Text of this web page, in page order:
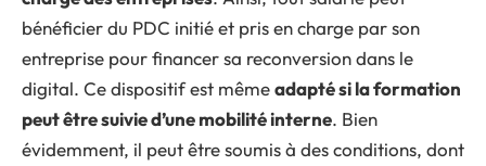
bénéficier du PDC initié et pris en charge par son
entreprise pour financer sa reconversion dans le
digital. Ce dispositif est mêmeadapté si la formation
peut être suivie d’une mobilité interne. Bien
évidemment, il peut être soumis à des conditions, dont